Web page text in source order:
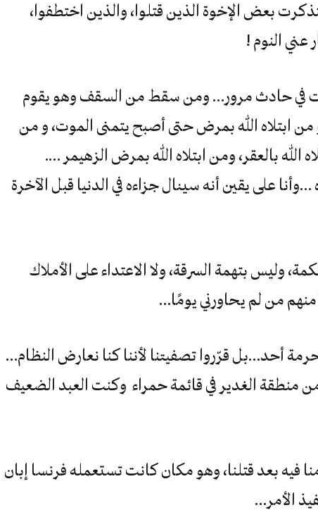
بعض الإخوة الذين قتلوا، والذين اختطفوا،
النوم !
في حادث مرور… ومن سقط من السقف وهو يقوم
من ابتلاه الله بمرض حتى أصبح يتمنى الموت، و من
الله بالعقر، ومن ابتلاه الله بمرض الزهيمر ….
على يقين أنه سينال جزاءه في الدنيا قبل الآخرة
وليس بتهمة السرقة، ولا الاعتداء على الأملاك
منهم من لم يحاورني يومًا…
أحد…بل قرّروا تصفيتنا لأننا كنا نعارض النظام…
أكثر من 40 شخص من منطقة الغدير في قائمة حمراء وكنت العبد الضعيف
فيه بعد قتلنا، وهو مكان كانت تستعمله فرنسا إبان
الأمر…